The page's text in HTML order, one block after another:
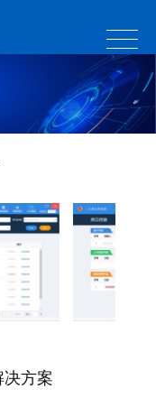
方案